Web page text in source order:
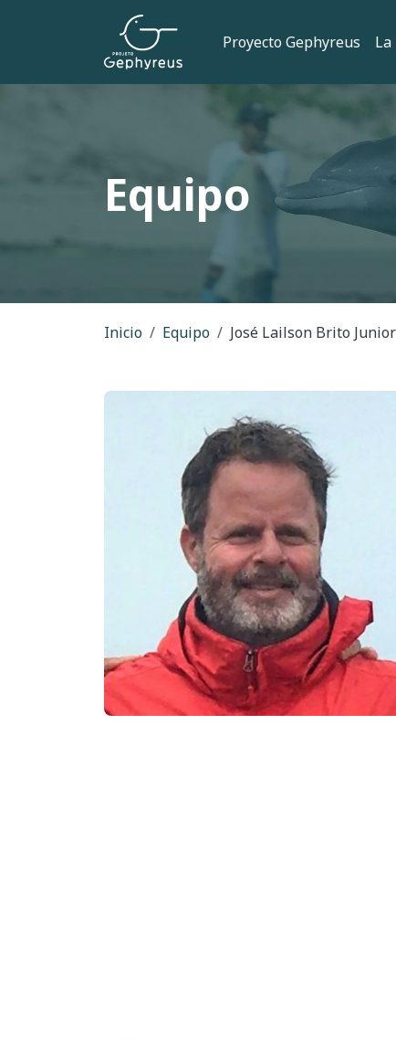
Pasar al contenido principal
Proyecto Gephyreus La
Equipo
Ruta de
Inicio Equipo José Lailson Brito Junior
Imagem